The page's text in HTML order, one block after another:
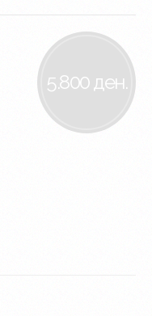
5.800 ден.